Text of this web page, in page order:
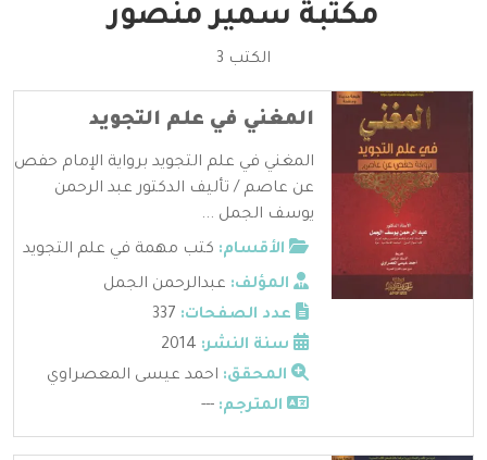
مكتبة سمير منصور
الكتب 3
المغني في علم التجويد
المغني في علم التجويد برواية الإمام حفص
عن عاصم / تأليف الدكتور عبد الرحمن
يوسف الجمل ...
الأقسام: كتب مهمة في علم التجويد
المؤلف: عبدالرحمن الجمل
عدد الصفحات:
سنة النشر:
المحقق: احمد عيسى المعصراوي
المترجم: ---